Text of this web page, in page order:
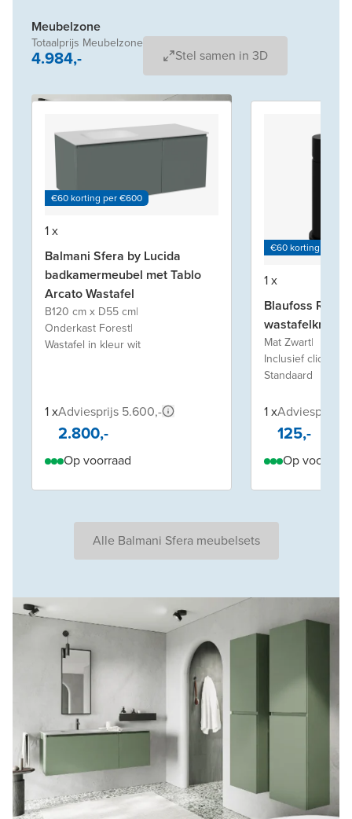
Meubelzone
Totaalprijs Meubelzone
4.984,- Stel samen in 3D
€60 korting per €600
1 x
Balmani Sfera by Lucida
badkamermeubel met Tablo
Arcato Wastafel
B120 cm x D55 cm|
Onderkast Forest|
Wastafel in kleur wit
1 xAdviesprijs 5.600,-
2.800,-
Op voorraad
€60 korting per
1 x
Blaufoss
wastafelkraan
Mat Zwart|
Inclusief
Standaard
1 xAdviesprijs
125,-
Op voorraad
Alle Balmani Sfera meubelsets